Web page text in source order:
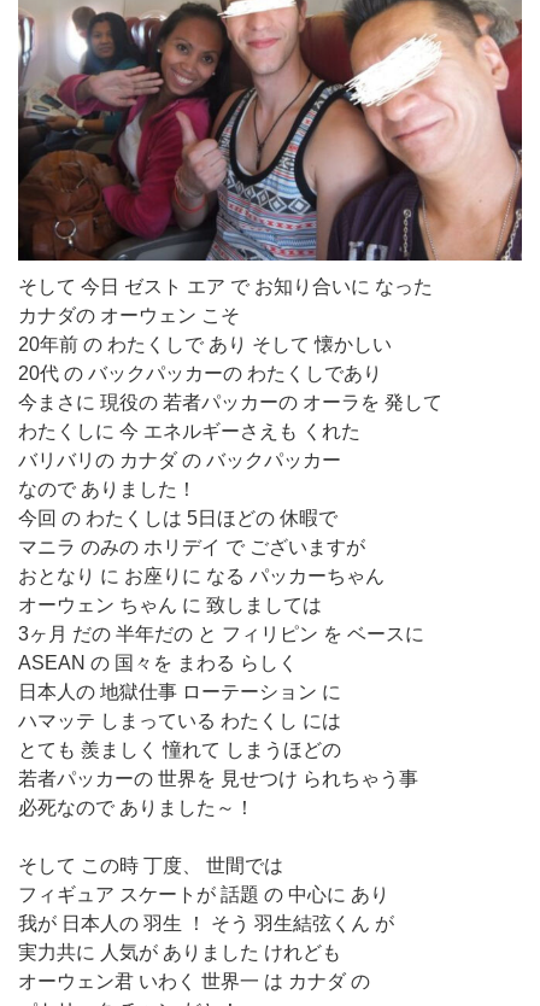
そして 今日 ゼスト エア で お知り合いに なった
カナダの オーウェン こそ
20年前 の わたくしで あり そして 懐かしい
20代 の バックパッカーの わたくしであり
今まさに 現役の 若者パッカーの オーラを 発して
わたくしに 今 エネルギーさえも くれた
バリバリの カナダ の バックパッカー
なので ありました！
今回 の わたくしは 5日ほどの 休暇で
マニラ のみの ホリデイ で ございますが
おとなり に お座りに なる パッカーちゃん
オーウェン ちゃん に 致しましては
3ヶ月 だの 半年だの と フィリピン を ベースに
ASEAN の 国々を まわる らしく
日本人の 地獄仕事 ローテーション に
ハマッテ しまっている わたくし には
とても 羨ましく 憧れて しまうほどの
若者パッカーの 世界を 見せつけ られちゃう事
必死なので ありました～！
そして この時 丁度、 世間では
フィギュア スケートが 話題 の 中心に あり
我が 日本人の 羽生 ！ そう 羽生結弦くん が
実力共に 人気が ありました けれども
オーウェン君 いわく 世界一 は カナダ の